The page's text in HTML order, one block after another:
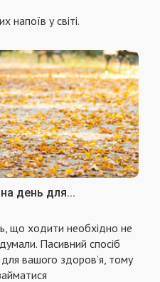
напоїв у світі.
день для...
що ходити необхідно не
Пасивний спосіб
вашого здоров’я, тому